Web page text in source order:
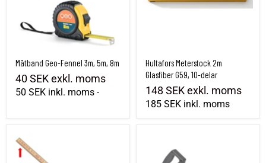
Mätband Geo-Fennel 3m, 5m, 8m
40 SEKexkl. moms
50 SEK inkl. moms -
Hultafors Meterstock 2m
Glasfiber G59, 10-delar
148 SEKexkl. moms
185 SEK inkl. moms
Meterstock Hultafors Contact 2m Trä 559, 10-delar